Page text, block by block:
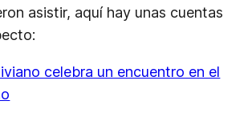
asistir, aquí hay unas cuentas
celebra un encuentro en el